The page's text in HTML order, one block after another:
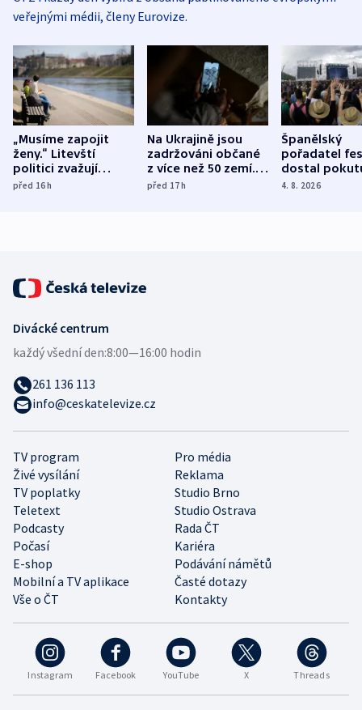
veřejnými médii, členy Eurovize.
„Musíme zapojit
ženy.“ Litevští
politici zvažují
dohodu o
před 16h
Na Ukrajině jsou
zadržováni občané
z více než 50 zemí.
Bojovali na straně
před 17h
Španělský
pořadatel
dostal
nekalé
4. 8. 2026
Instagram Facebook YouTube X Threads
TV program
Pro média
Živé vysílání
Reklama
TV poplatky
Studio Brno
Teletext
Studio Ostrava
Podcasty
Rada ČT
Počasí
Kariéra
E-shop
Podávání námětů
Mobilní a TV aplikace
Časté dotazy
Vše o ČT
Kontakty
Divácké centrum
každý všední den:8:00—16:00 hodin
261 136 113
info@ceskatelevize.cz